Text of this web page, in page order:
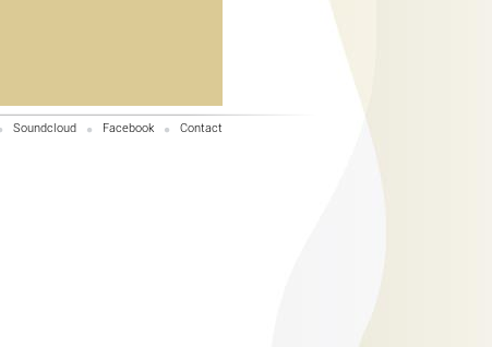
Soundcloud Facebook Contact